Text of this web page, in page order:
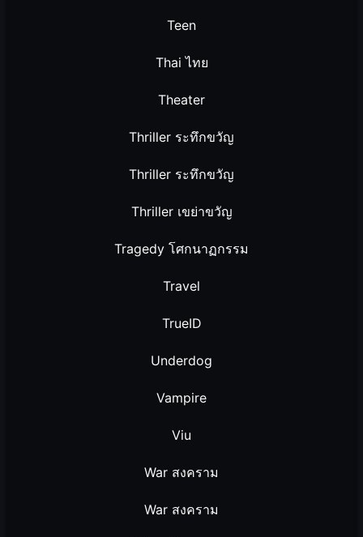
Teen
Thai ไทย
Theater
Thriller ระทึกขวัญ
Thriller ระทึกขวัญ
Thriller เขย่าขวัญ
Tragedy โศกนาฏกรรม
Travel
TrueID
Underdog
Vampire
Viu
War สงคราม
War สงคราม